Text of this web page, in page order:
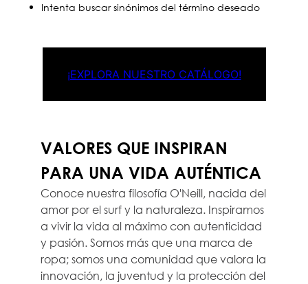
Intenta buscar sinónimos del término deseado
¡EXPLORA NUESTRO CATÁLOGO!
VALORES QUE INSPIRAN
PARA UNA VIDA AUTÉNTICA
Conoce nuestra filosofía O'Neill, nacida del
amor por el surf y la naturaleza. Inspiramos
a vivir la vida al máximo con autenticidad
y pasión. Somos más que una marca de
ropa; somos una comunidad que valora la
innovación, la juventud y la protección del